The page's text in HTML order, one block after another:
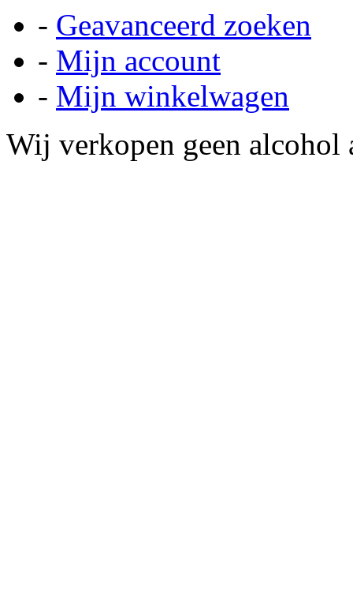
- Geavanceerd zoeken
- Mijn account
- Mijn winkelwagen
Wij verkopen geen alcohol